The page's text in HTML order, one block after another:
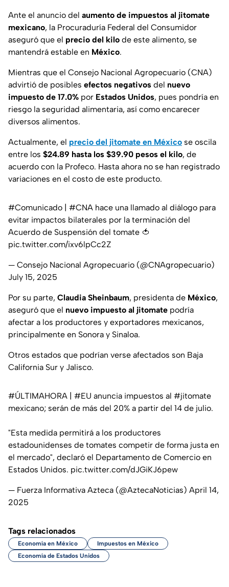
Ante el anuncio del aumento de impuestos al jitomate
mexicano, la Procuraduría Federal del Consumidor
aseguró que el precio del kilo de este alimento, se
mantendrá estable en México.
Mientras que el Consejo Nacional Agropecuario (CNA)
advirtió de posibles efectos negativos del nuevo
impuesto de 17.0% por Estados Unidos, pues pondría en
riesgo la seguridad alimentaria, así como encarecer
diversos alimentos.
Actualmente, el precio del jitomate en México se oscila
entre los $24.89 hasta los $39.90 pesos el kilo, de
acuerdo con la Profeco. Hasta ahora no se han registrado
variaciones en el costo de este producto.
#Comunicado #CNA hace una llamado al diálogo para
evitar impactos bilaterales por la terminación del
Acuerdo de Suspensión del tomate 🍅
pic.twitter.com/ixv6lpCc2Z
— Consejo Nacional Agropecuario (@CNAgropecuario)
July 15, 2025
Por su parte, Claudia Sheinbaum, presidenta de México,
aseguró que el nuevo impuesto al jitomate podría
afectar a los productores y exportadores mexicanos,
principalmente en Sonora y Sinaloa.
Otros estados que podrían verse afectados son Baja
California Sur y Jalisco.
#ÚLTIMAHORA #EU anuncia impuestos al #jitomate
mexicano; serán de más del 20% a partir del 14 de julio.
"Esta medida permitirá a los productores
estadounidenses de tomates competir de forma justa en
el mercado", declaró el Departamento de Comercio en
Estados Unidos. pic.twitter.com/dJGiKJ6pew
— Fuerza Informativa Azteca (@AztecaNoticias) April 14,
2025
Tags relacionados
Economía en México
Impuestos en México
Economía de Estados Unidos